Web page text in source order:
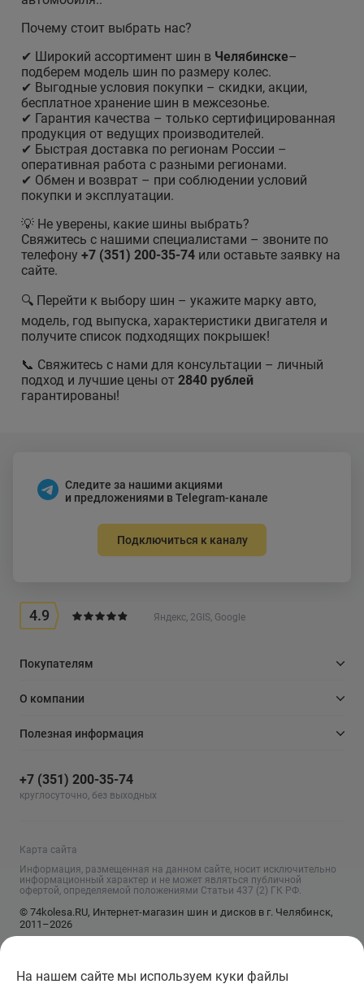
Почему стоит выбрать нас?
✔ Широкий ассортимент шин в Челябинске–
подберем модель шин по размеру колес.
✔ Выгодные условия покупки – скидки, акции,
бесплатное хранение шин в межсезонье.
✔ Гарантия качества – только сертифицированная
продукция от ведущих производителей.
✔ Быстрая доставка по регионам России –
оперативная работа с разными регионами.
✔ Обмен и возврат – при соблюдении условий
покупки и эксплуатации.
💡 Не уверены, какие шины выбрать?
Свяжитесь с нашими специалистами – звоните по
телефону +7 (351) 200-35-74 или оставьте заявку на
сайте.
🔍 Перейти к выбору шин – укажите марку авто,
модель, год выпуска, характеристики двигателя и
получите список подходящих покрышек!
📞 Свяжитесь с нами для консультации – личный
подход и лучшие цены от 2840 рублей
гарантированы!
Следите за нашими акциями
и предложениями в Telegram-канале
Подключиться к каналу
4.9 Яндекс, 2GIS, Google
Покупателям
О компании
Полезная информация
+7 (351) 200-35-74
круглосуточно, без выходных
Карта сайта
Информация, размещенная на данном сайте, носит исключительно
информационный характер и не может являться публичной
офертой, определяемой положениями Статьи 437 (2) ГК РФ.
© 74kolesa.RU, Интернет-магазин шин и дисков в г. Челябинск,
2011–2026
На нашем сайте мы используем куки файлы